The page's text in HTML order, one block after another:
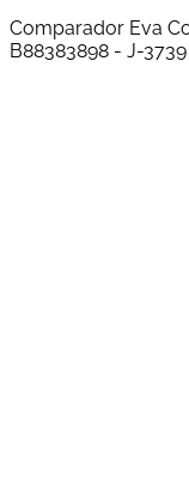
Comparador Eva
B88383898 - J-3739